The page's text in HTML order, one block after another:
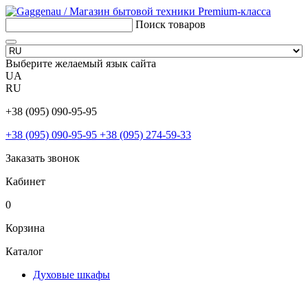
Поиск товаров
Выберите желаемый язык сайта
UA
RU
+38 (095) 090-95-95
+38 (095) 090-95-95 +38 (095) 274-59-33
Заказать звонок
Кабинет
0
Корзина
Каталог
Духовые шкафы